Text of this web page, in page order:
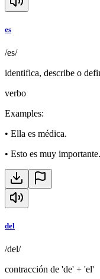
es
/es/
identifica, describe o
verbo
Examples:
• Ella es médica.
• Esto es muy importante.
del
/del/
contracción de 'de' + 'el'